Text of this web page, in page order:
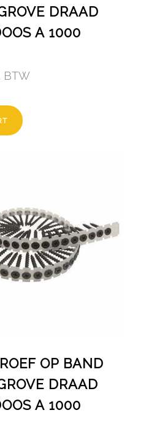
DRAAD
A 1000
BTW
OP BAND
DRAAD
A 1000